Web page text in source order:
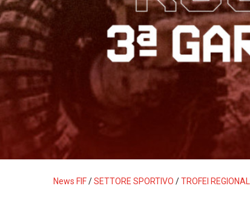
News FIF/SETTORE SPORTIVO /TROFEI REGIONALI